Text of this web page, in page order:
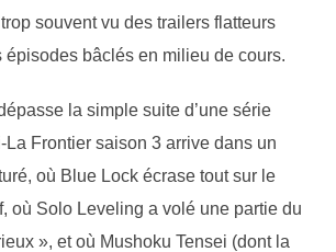
souvent vu des trailers flatteurs
épisodes bâclés en milieu de cours.
la simple suite d’une série
Frontier saison 3 arrive dans un
où Blue Lock écrase tout sur le
où Solo Leveling a volé une partie du
», et où Mushoku Tensei (dont la